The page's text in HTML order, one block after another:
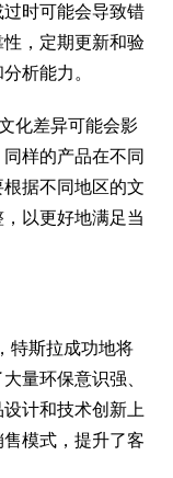
时可能会导致错
，定期更新和验
析能力。
化差异可能会影
样的产品在不同
据不同地区的文
以更好地满足当
特斯拉成功地将
量环保意识强、
计和技术创新上
模式，提升了客